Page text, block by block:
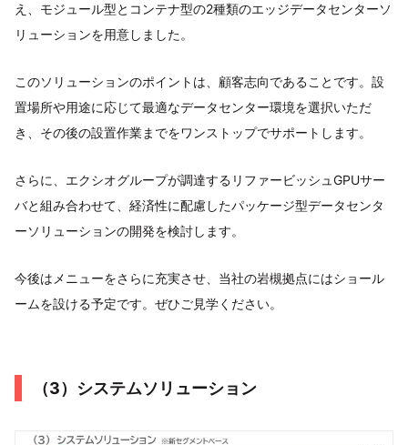
え、モジュール型とコンテナ型の2種類のエッジデータセンターソ
リューションを用意しました。
このソリューションのポイントは、顧客志向であることです。設
置場所や用途に応じて最適なデータセンター環境を選択いただ
き、その後の設置作業までをワンストップでサポートします。
さらに、エクシオグループが調達するリファービッシュGPUサー
バと組み合わせて、経済性に配慮したパッケージ型データセンタ
ーソリューションの開発を検討します。
今後はメニューをさらに充実させ、当社の岩槻拠点にはショール
ームを設ける予定です。ぜひご見学ください。
（3）システムソリューション